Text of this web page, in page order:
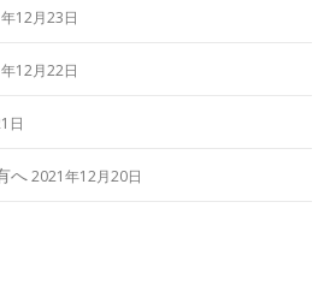
12月23日
12月22日
日
へ2021年12月20日